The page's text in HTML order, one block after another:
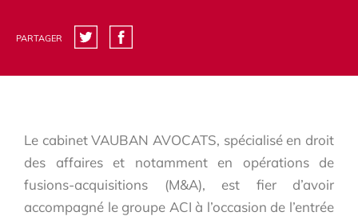
PARTAGER
Le cabinet VAUBAN AVOCATS, spécialisé en droit
des affaires et notamment en opérations de
fusions-acquisitions (M&A), est fier d’avoir
accompagné le groupe ACI à l’occasion de l’entrée